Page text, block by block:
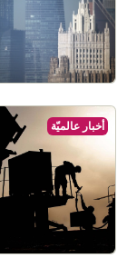
أخبار عالميّة